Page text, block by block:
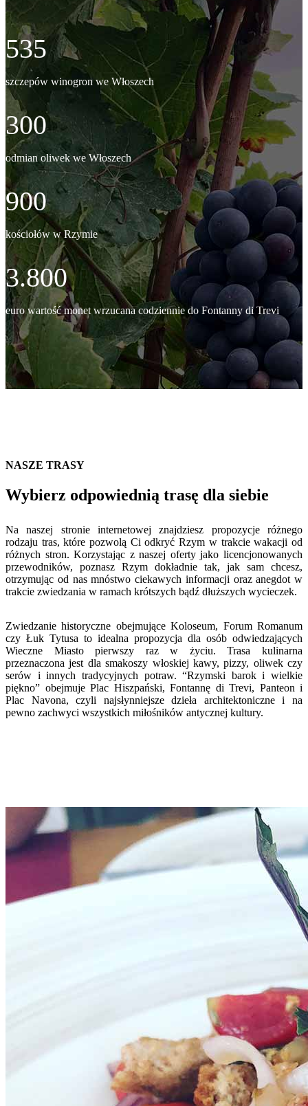
535
szczepów winogron we Włoszech
300
odmian oliwek we Włoszech
900
kościołów w Rzymie
3.800
euro wartość monet wrzucana codziennie do Fontanny di Trevi
NASZE TRASY
Wybierz odpowiednią trasę dla siebie
Na naszej stronie internetowej znajdziesz propozycje różnego
rodzaju tras, które pozwolą Ci odkryć Rzym w trakcie wakacji od
różnych stron. Korzystając z naszej oferty jako licencjonowanych
przewodników, poznasz Rzym dokładnie tak, jak sam chcesz,
otrzymując od nas mnóstwo ciekawych informacji oraz anegdot w
trakcie zwiedzania w ramach krótszych bądź dłuższych wycieczek.
Zwiedzanie historyczne obejmujące Koloseum, Forum Romanum
czy Łuk Tytusa to idealna propozycja dla osób odwiedzających
Wieczne Miasto pierwszy raz w życiu. Trasa kulinarna
przeznaczona jest dla smakoszy włoskiej kawy, pizzy, oliwek czy
serów i innych tradycyjnych potraw. “Rzymski barok i wielkie
piękno” obejmuje Plac Hiszpański, Fontannę di Trevi, Panteon i
Plac Navona, czyli najsłynniejsze dzieła architektoniczne i na
pewno zachwyci wszystkich miłośników antycznej kultury.